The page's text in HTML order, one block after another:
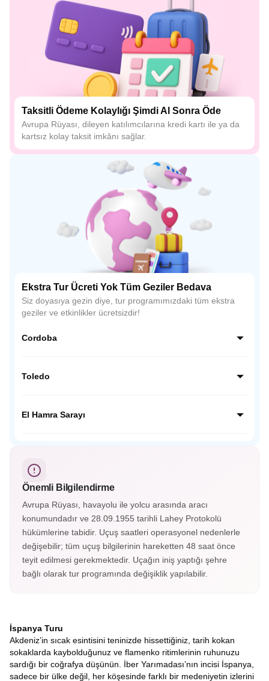
Taksitli Ödeme Kolaylığı Şimdi Al Sonra Öde
Avrupa Rüyası, dileyen katılımcılarına kredi kartı ile ya da
kartsız kolay taksit imkânı sağlar.
Ekstra Tur Ücreti Yok Tüm Geziler Bedava
Siz doyasıya gezin diye, tur programımızdaki tüm ekstra
geziler ve etkinlikler ücretsizdir!
Cordoba
en etkileyici örneklerinden biri olan La Mezquita (Ulu Cami)
sunar.
Toledo
ve Musevi kültürlerinin yüzyıllarca bir arada yaşadığı “üç
El Hamra Sarayı
her köşesinde zarafet gizlidir; El Hamra, zamanda
yolculuğun en büyüleyici duraklarından biridir.
Önemli Bilgilendirme
Avrupa Rüyası, havayolu ile yolcu arasında aracı
konumundadır ve 28.09.1955 tarihli Lahey Protokolü
hükümlerine tabidir. Uçuş saatleri operasyonel nedenlerle
değişebilir; tüm uçuş bilgilerinin hareketten 48 saat önce
teyit edilmesi gerekmektedir. Uçağın iniş yaptığı şehre
bağlı olarak tur programında değişiklik yapılabilir.
İspanya Turu
Akdeniz’in sıcak esintisini teninizde hissettiğiniz, tarih kokan
sokaklarda kaybolduğunuz ve flamenko ritimlerinin ruhunuzu
sardığı bir coğrafya düşünün. İber Yarımadası’nın incisi İspanya,
sadece bir ülke değil, her köşesinde farklı bir medeniyetin izlerini